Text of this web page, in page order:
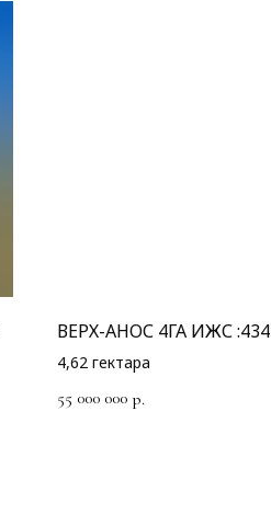
ВЕРХ-АНОС 4ГА ИЖС :434
4,62 гектара
55 000 000 р.